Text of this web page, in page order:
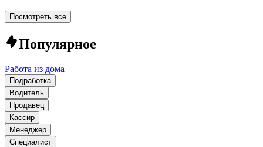
Посмотреть все
Популярное
Работа из дома
Подработка
Водитель
Продавец
Кассир
Менеджер
Специалист